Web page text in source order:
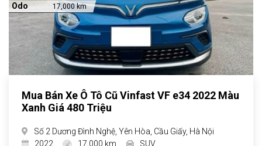
Odo 17,000 km
Mua Bán Xe Ô Tô Cũ Vinfast VF e34 2022 Màu
Xanh Giá 480 Triệu
Số 2 Dương Đình Nghệ, Yên Hòa, Cầu Giấy, Hà Nội
2022
17,000 km SUV